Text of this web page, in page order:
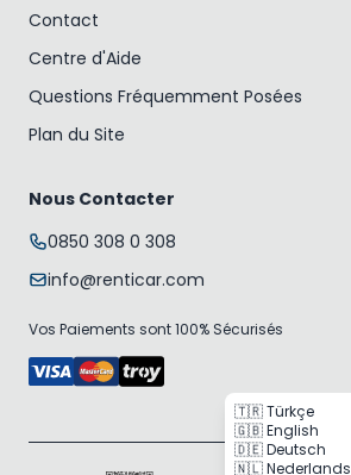
Contact
Centre d'Aide
Questions Fréquemment Posées
Plan du Site
Nous Contacter
0850 308 0 308
info@renticar.com
Vos Paiements sont 100% Sécurisés
🇹🇷 Türkçe
🇬🇧 English
🇩🇪 Deutsch
🇳🇱 Nederlands